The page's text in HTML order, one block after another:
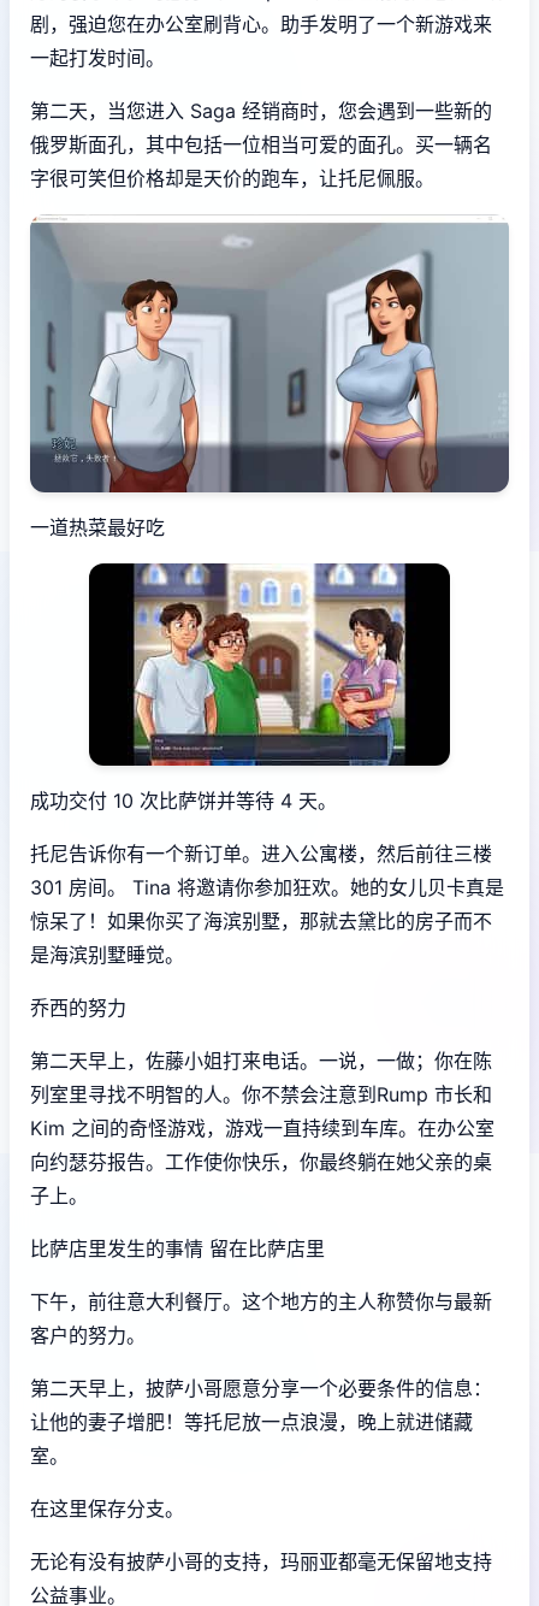
剧，强迫您在办公室刷背心。助手发明了一个新游戏来
一起打发时间。
第二天，当您进入 Saga 经销商时，您会遇到一些新的
俄罗斯面孔，其中包括一位相当可爱的面孔。买一辆名
字很可笑但价格却是天价的跑车，让托尼佩服。
一道热菜最好吃
成功交付 10 次比萨饼并等待 4 天。
托尼告诉你有一个新订单。进入公寓楼，然后前往三楼
301 房间。 Tina 将邀请你参加狂欢。她的女儿贝卡真是
惊呆了！如果你买了海滨别墅，那就去黛比的房子而不
是海滨别墅睡觉。
乔西的努力
第二天早上，佐藤小姐打来电话。一说，一做；你在陈
列室里寻找不明智的人。你不禁会注意到Rump 市长和
Kim 之间的奇怪游戏，游戏一直持续到车库。在办公室
向约瑟芬报告。工作使你快乐，你最终躺在她父亲的桌
子上。
比萨店里发生的事情 留在比萨店里
下午，前往意大利餐厅。这个地方的主人称赞你与最新
客户的努力。
第二天早上，披萨小哥愿意分享一个必要条件的信息：
让他的妻子增肥！等托尼放一点浪漫，晚上就进储藏
室。
在这里保存分支。
无论有没有披萨小哥的支持，玛丽亚都毫无保留地支持
公益事业。